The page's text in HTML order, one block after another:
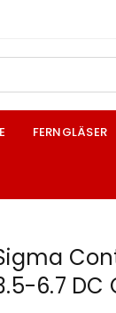
FERNGLÄSER
6.7 DC